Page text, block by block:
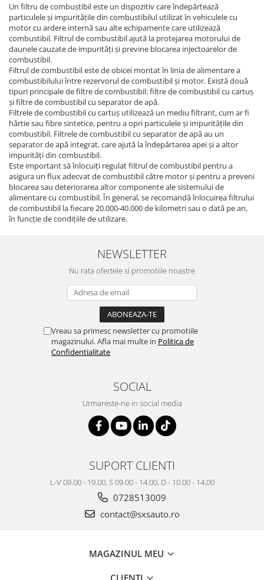
Un filtru de combustibil este un dispozitiv care îndepărtează
particulele și impuritățile din combustibilul utilizat în vehiculele cu
motor cu ardere internă sau alte echipamente care utilizează
combustibil. Filtrul de combustibil ajută la protejarea motorului de
daunele cauzate de impurități și previne blocarea injectoarelor de
combustibil.
Filtrul de combustibil este de obicei montat în linia de alimentare a
combustibilului între rezervorul de combustibil și motor. Există două
tipuri principale de filtre de combustibil: filtre de combustibil cu cartuș
și filtre de combustibil cu separator de apă.
Filtrele de combustibil cu cartuș utilizează un mediu filtrant, cum ar fi
hârtie sau fibre sintetice, pentru a opri particulele și impuritățile din
combustibil. Filtrele de combustibil cu separator de apă au un
separator de apă integrat, care ajută la îndepărtarea apei și a altor
impurități din combustibil.
Este important să înlocuiți regulat filtrul de combustibil pentru a
asigura un flux adecvat de combustibil către motor și pentru a preveni
blocarea sau deteriorarea altor componente ale sistemului de
alimentare cu combustibil. În general, se recomandă înlocuirea filtrului
de combustibil la fiecare 20.000-40.000 de kilometri sau o dată pe an,
în funcție de condițiile de utilizare.
NEWSLETTER
Nu rata ofertele si promotiile noastre
Vreau sa primesc newsletter cu promotiile
magazinului. Afla mai multe in Politica de
Confidentialitate
SOCIAL
Urmareste-ne in social media
SUPORT CLIENTI
L-V 09.00 - 19.00, S 09.00 - 14.00, D - 10.00 - 14.00
0728513009
contact@sxsauto.ro
MAGAZINUL MEU
CLIENTI